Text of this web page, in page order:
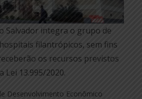
Salvador integra o grupo de
filantrópicos, sem fins
os recursos previstos
Lei 13.995/2020.
Desenvolvimento Econômico